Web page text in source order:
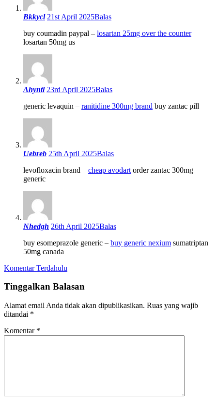
Bkkycl 21st April 2025Balas
buy coumadin paypal – losartan 25mg over the counter
losartan 50mg us
Ahyntl 23rd April 2025Balas
generic levaquin – ranitidine 300mg brand buy zantac pill
Uebreb 25th April 2025Balas
levofloxacin brand – cheap avodart order zantac 300mg
generic
Nhedgh 26th April 2025Balas
buy esomeprazole generic – buy generic nexium sumatriptan
50mg canada
Navigasi
komentar
Komentar Terdahulu
Tinggalkan Balasan
Alamat email Anda tidak akan dipublikasikan. Ruas yang wajib
ditandai *
Komentar *